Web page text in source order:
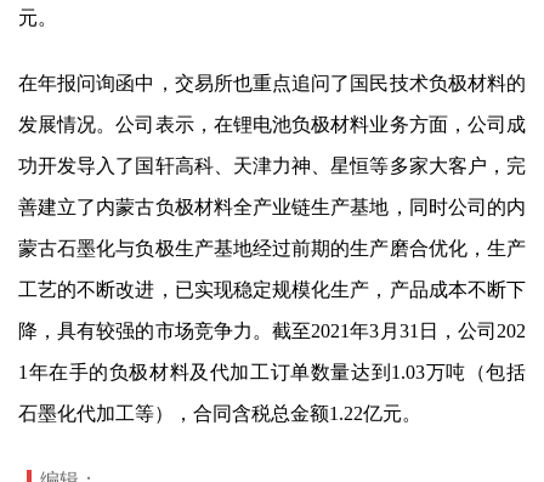
元。
在年报问询函中，交易所也重点追问了 国民技术负极材料的
发展情况。公司表示，在锂电池负极材料业务方面，公司成
功开发导入了 国轩高科、天津力神、星恒等多家大客户，完
善建立了内蒙古负极材料全产业链生产基地，同时公司的内
蒙古石墨化与负极生产基地经过前期的生产磨合优化，生产
工艺的不断改进，已实现稳定规模化生产，产品成本不断下
降，具有较强的市场竞争力。截至2021年3月31日，公司202
1年在手的负极材料及代加工订单数量达到1.03万吨（包括
石墨化代加工等），合同含税总金额1.22亿元。